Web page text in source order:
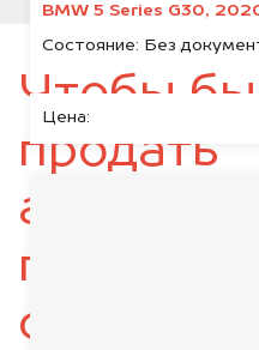
BMW 5 Series G30,
Состояние: Без
Цена:
Чтобы
продать